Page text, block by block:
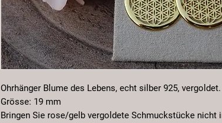
Ohrhänger Blume des Lebens, echt silber 925, vergoldet.
Grösse: 19 mm
Bringen Sie rose/gelb vergoldete Schmuckstücke nicht